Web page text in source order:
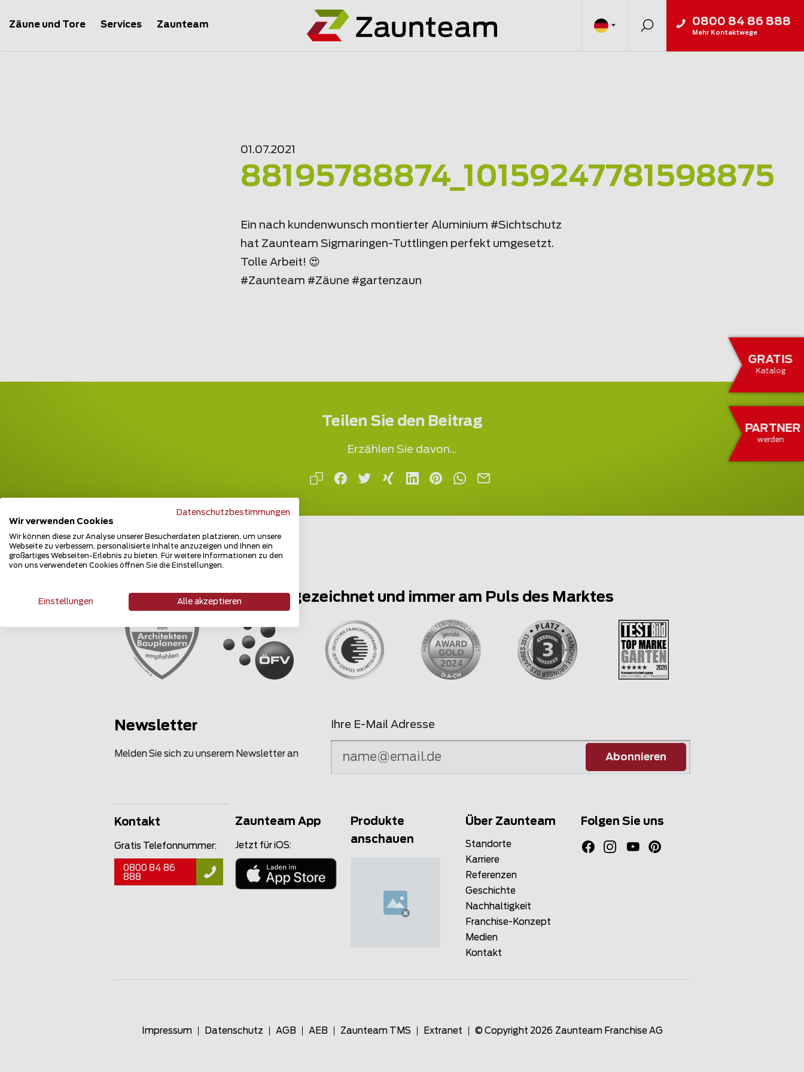
GRATIS
Katalog
PARTNER
werden
Zäune und Tore Services Zaunteam 0800 84 86 888
Mehr Kontaktwege
01.07.2021
88195788874_10159247781598875
Ein nach kundenwunsch montierter Aluminium #Sichtschutz
hat Zaunteam Sigmaringen-Tuttlingen perfekt umgesetzt.
Tolle Arbeit! 😍
#Zaunteam #Zäune #gartenzaun
Teilen Sie den Beitrag
Erzählen Sie davon...
Mehrfach ausgezeichnet und immer am Puls des Marktes
Newsletter
Melden Sie sich zu unserem Newsletter an
Ihre E-Mail Adresse
Abonnieren
Kontakt
Gratis Telefonnummer:
0800 84 86
888
Zaunteam App
Jetzt für iOS:
Produkte
anschauen
Über Zaunteam
Standorte
Karriere
Referenzen
Geschichte
Nachhaltigkeit
Franchise-Konzept
Medien
Kontakt
Folgen Sie uns
Impressum Datenschutz AGB AEB Zaunteam TMS Extranet © Copyright 2026 Zaunteam Franchise AG
Datenschutzbestimmungen
Wir verwenden Cookies
Wir können diese zur Analyse unserer Besucherdaten platzieren, um unsere
Webseite zu verbessern, personalisierte Inhalte anzuzeigen und Ihnen ein
großartiges Webseiten-Erlebnis zu bieten. Für weitere Informationen zu den
von uns verwendeten Cookies öffnen Sie die Einstellungen.
Einstellungen Alle akzeptieren